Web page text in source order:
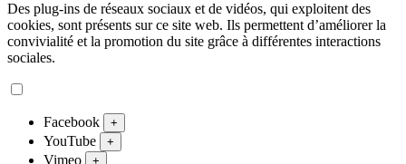
Des plug-ins de réseaux sociaux et de vidéos, qui exploitent des
cookies, sont présents sur ce site web. Ils permettent d’améliorer la
convivialité et la promotion du site grâce à différentes interactions
sociales.
Facebook +
YouTube +
Vimeo +